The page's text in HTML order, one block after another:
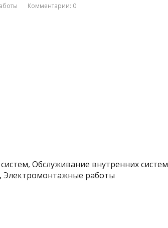
Комментарии: 0
Обслуживание внутренних систем
Электромонтажные работы